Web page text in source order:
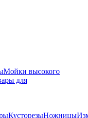
Мойки высокого
для
КусторезыНожницы